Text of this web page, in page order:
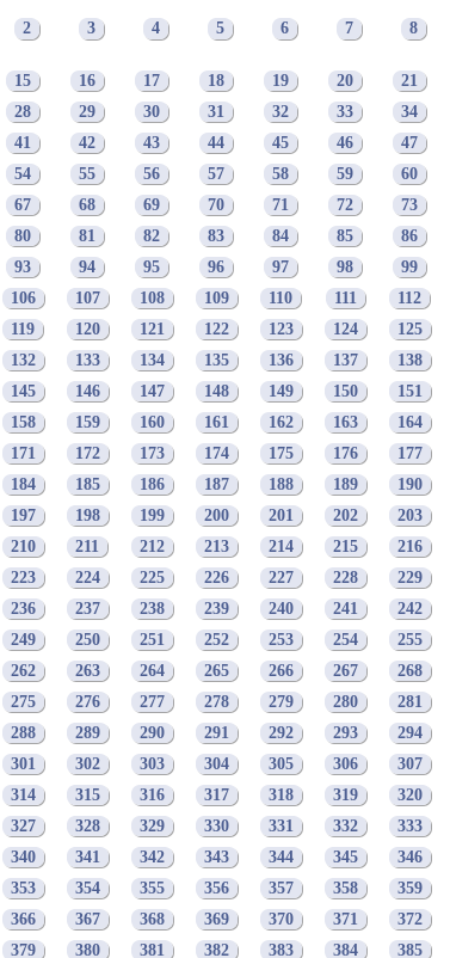
2 3 4 5 6 7 8
15 16 17 18 19 20 21
28
29 30 31 32 33 34
41
42 43 44 45 46 47
54
55 56 57 58 59 60
67
68 69 70 71 72 73
80
81 82 83 84 85 86
93
94 95 96 97 98 99
106
107 108 109 110 111 112
119
120 121 122 123 124 125
132
133 134 135 136 137 138
145
146 147 148 149 150 151
158
159 160 161 162 163 164
171
172 173 174 175 176 177
184
185 186 187 188 189 190
197
198 199 200 201 202 203
210
211 212 213 214 215 216
223
224 225 226 227 228 229
236
237 238 239 240 241 242
249
250 251 252 253 254 255
262
263 264 265 266 267 268
275
276 277 278 279 280 281
288
289 290 291 292 293 294
301
302 303 304 305 306 307
314
315 316 317 318 319 320
327
328 329 330 331 332 333
340
341 342 343 344 345 346
353
354 355 356 357 358 359
366
367 368 369 370 371 372
379
380 381 382 383 384 385